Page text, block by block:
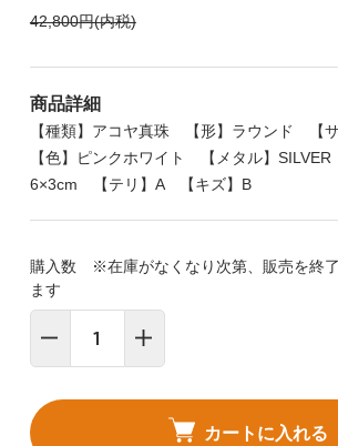
42,800円(内税)
商品詳細
【種類】アコヤ真珠 【形】ラウンド 【
【色】ピンクホワイト 【メタル】
6×3cm 【テリ】A 【キズ】B
購入数 ※在庫がなくなり次第、販売を終
ます
カートに入れる